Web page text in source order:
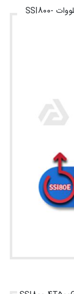
اینورتر سه فاز اس اس آی 415/450 کیلووات SSI800-